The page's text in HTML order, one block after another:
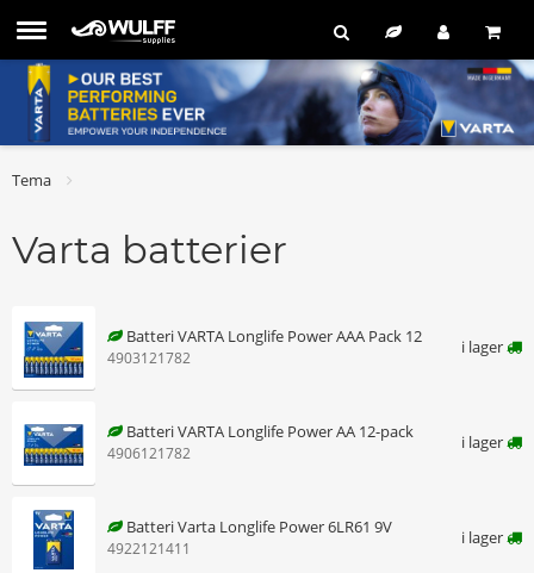
Tema
Varta batterier
Batteri VARTA Longlife Power AAA Pack 12
4903121782
i lager
Batteri VARTA Longlife Power AA 12-pack
4906121782
i lager
Batteri Varta Longlife Power 6LR61 9V
4922121411
i lager